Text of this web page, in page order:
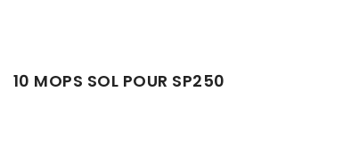
10 MOPS SOL POUR SP250